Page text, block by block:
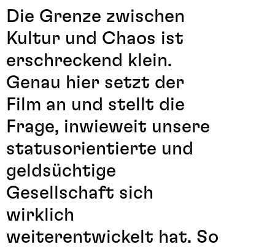
Die Grenze zwischen
Kultur und Chaos ist
erschreckend klein.
Genau hier setzt der
Film an und stellt die
Frage, inwieweit unsere
statusorientierte und
geldsüchtige
Gesellschaft sich
wirklich
weiterentwickelt hat. So